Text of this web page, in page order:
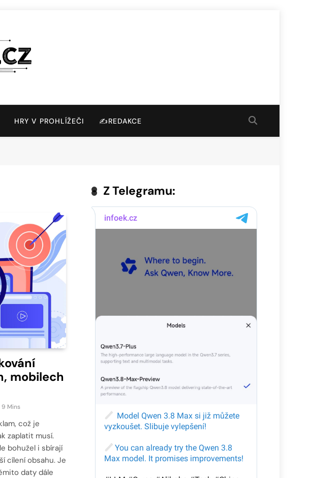
HRY V PROHLÍŽEČI ✍️REDAKCE
mobilech
9 Mins
což je
zaplatit musí.
bohužel i sbírají
cílení obsahu. Je
daty dále
Z Telegramu: